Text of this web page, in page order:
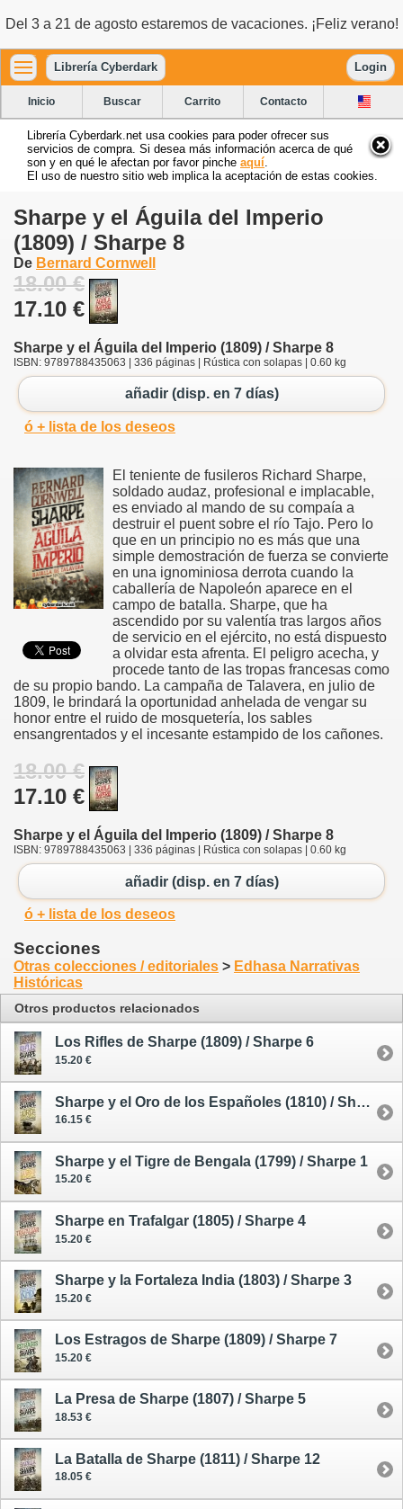
Del 3 a 21 de agosto estaremos de vacaciones. ¡Feliz verano!
Librería Cyberdark Login
Inicio Buscar Carrito Contacto
Librería Cyberdark.net usa cookies para poder ofrecer sus
servicios de compra. Si desea más información acerca de qué
son y en qué le afectan por favor pinche aquí
El uso de nuestro sitio web implica la aceptación de estas cookies.
Sharpe y el Águila del Imperio
(1809) / Sharpe 8
De Bernard Cornwell
18.00 €
17.10 €
Sharpe y el Águila del Imperio (1809) / Sharpe 8
ISBN: 9789788435063 | 336 páginas | Rústica con solapas | 0.60 kg
añadir (disp. en 7 días)
ó + lista de los deseos
El teniente de fusileros Richard Sharpe,
soldado audaz, profesional e implacable,
es enviado al mando de su compaía a
destruir el puent sobre el río Tajo. Pero lo
que en un principio no es más que una
simple demostración de fuerza se convierte
en una ignominiosa derrota cuando la
caballería de Napoleón aparece en el
campo de batalla. Sharpe, que ha
ascendido por su valentía tras largos años
de servicio en el ejército, no está dispuesto
a olvidar esta afrenta. El peligro acecha, y
procede tanto de las tropas francesas como
de su propio bando. La campaña de Talavera, en julio de
1809, le brindará la oportunidad anhelada de vengar su
honor entre el ruido de mosquetería, los sables
ensangrentados y el incesante estampido de los cañones.
18.00 €
17.10 €
Sharpe y el Águila del Imperio (1809) / Sharpe 8
ISBN: 9789788435063 | 336 páginas | Rústica con solapas | 0.60 kg
añadir (disp. en 7 días)
ó + lista de los deseos
Secciones
Otras colecciones / editoriales > Edhasa Narrativas
Históricas
Otros productos relacionados
Los Rifles de Sharpe (1809) / Sharpe 6
15.20 €
Sharpe y el Oro de los Españoles (1810) / Sharpe 9
16.15 €
Sharpe y el Tigre de Bengala (1799) / Sharpe 1
15.20 €
Sharpe en Trafalgar (1805) / Sharpe 4
15.20 €
Sharpe y la Fortaleza India (1803) / Sharpe 3
15.20 €
Los Estragos de Sharpe (1809) / Sharpe 7
15.20 €
La Presa de Sharpe (1807) / Sharpe 5
18.53 €
La Batalla de Sharpe (1811) / Sharpe 12
18.05 €